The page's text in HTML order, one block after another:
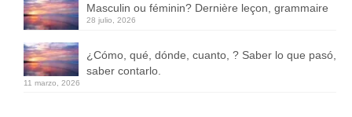
Masculin ou féminin? Dernière leçon, grammaire
28 julio, 2026
¿Cómo, qué, dónde, cuanto, ? Saber lo que pasó,
saber contarlo.
11 marzo, 2026